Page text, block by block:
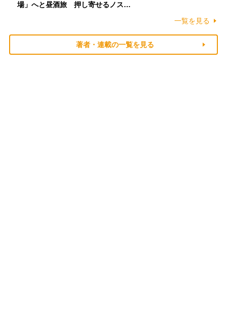
場」へと昼酒旅 押し寄せるノス…
一覧を見る
著者・連載の一覧を見る